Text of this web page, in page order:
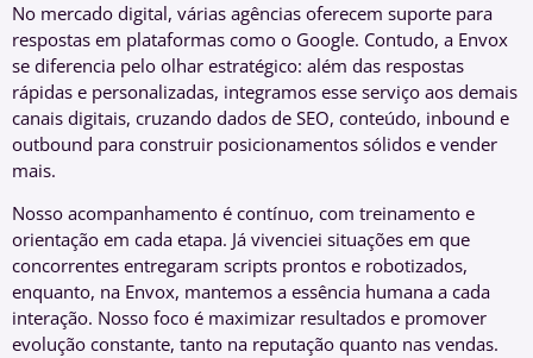
No mercado digital, várias agências oferecem suporte para
respostas em plataformas como o Google. Contudo, a Envox
se diferencia pelo olhar estratégico: além das respostas
rápidas e personalizadas, integramos esse serviço aos demais
canais digitais, cruzando dados de SEO, conteúdo, inbound e
outbound para construir posicionamentos sólidos e vender
mais.
Nosso acompanhamento é contínuo, com treinamento e
orientação em cada etapa. Já vivenciei situações em que
concorrentes entregaram scripts prontos e robotizados,
enquanto, na Envox, mantemos a essência humana a cada
interação. Nosso foco é maximizar resultados e promover
evolução constante, tanto na reputação quanto nas vendas.